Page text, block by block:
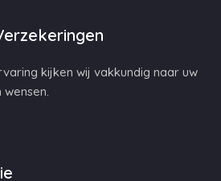
kijken wij vakkundig naar uw